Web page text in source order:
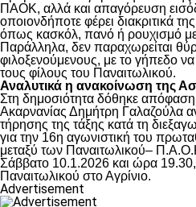
ΠΑΟΚ, αλλά και απαγόρευση
οποιονδήποτε φέρει διακριτικά
όπως κασκόλ, πανό ή ρουχισμό
Παράλληλα, δεν παραχωρείται
φιλοξενούμενους, με το γήπεδο να
τους φίλους του Παναιτωλικού.
Αναλυτικά η ανακοίνωση της
Στη δημοσιότητα δόθηκε απόφαση
Ακαρνανίας Δημήτρη Γαλαζούλα
τήρησης της τάξης κατά τη
για την 16η αγωνιστική του
μεταξύ των Παναιτωλικoύ–
Σάββατο 10.1.2026 και ώρα
Παναιτωλικού στο Αγρίνιο.
Advertisement